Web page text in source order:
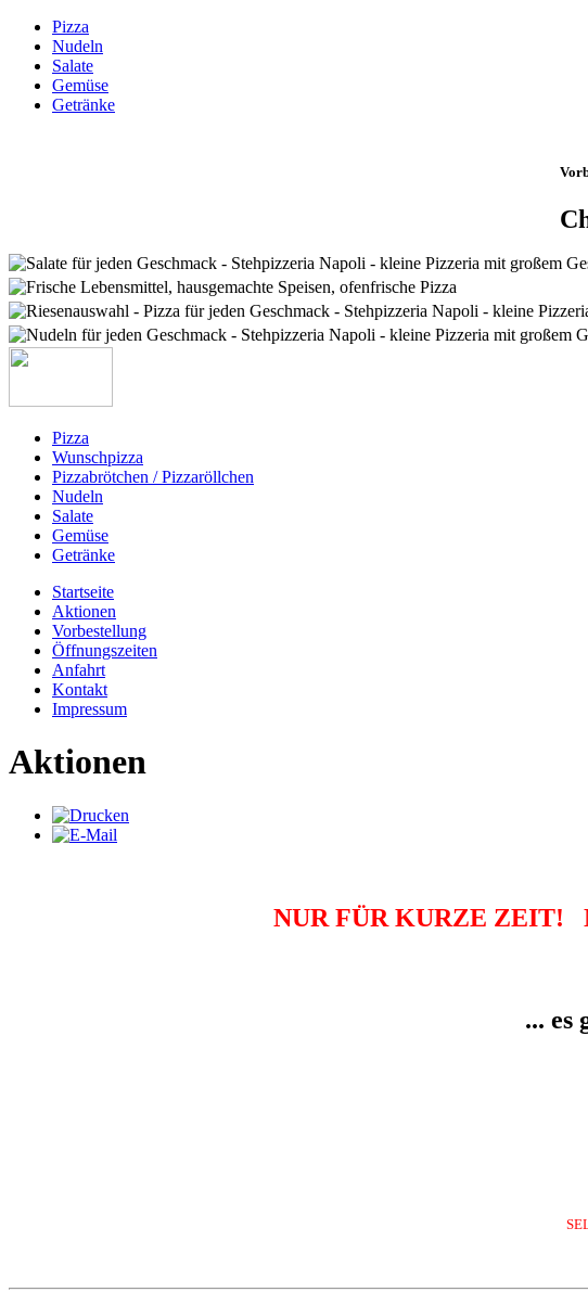
Pizza
Nudeln
Salate
Gemüse
Getränke
Pizza
Wunschpizza
Pizzabrötchen / Pizzaröllchen
Nudeln
Salate
Gemüse
Getränke
Startseite
Aktionen
Vorbestellung
Öffnungszeiten
Anfahrt
Kontakt
Impressum
Aktionen
NUR FÜR KURZE ZEIT!
... es